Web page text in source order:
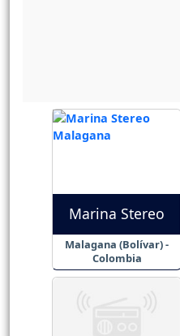
Marina Stereo
Malagana (Bolívar) -
Colombia